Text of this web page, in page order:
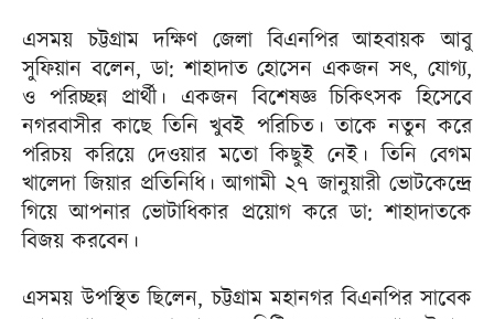
এসময় চট্টগ্রাম দক্ষিণ জেলা বিএনপির আহবায়ক আবু
সুফিয়ান বলেন, ডা: শাহাদাত হোসেন একজন সৎ, যোগ্য,
ও পরিচ্ছন্ন প্রার্থী। একজন বিশেষজ্ঞ চিকিৎসক হিসেবে
নগরবাসীর কাছে তিনি খুবই পরিচিত। তাকে নতুন করে
পরিচয় করিয়ে দেওয়ার মতো কিছুই নেই। তিনি বেগম
খালেদা জিয়ার প্রতিনিধি। আগামী ২৭ জানুয়ারী ভোটকেন্দ্রে
গিয়ে আপনার ভোটাধিকার প্রয়োগ করে ডা: শাহাদাতকে
বিজয় করবেন।
এসময় উপস্থিত ছিলেন, চট্টগ্রাম মহানগর বিএনপির সাবেক